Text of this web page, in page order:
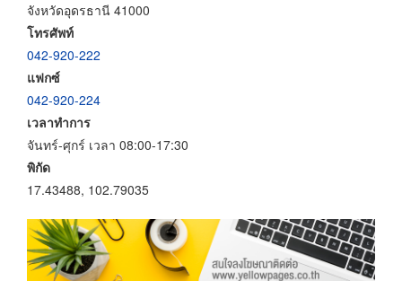
จังหวัดอุดรธานี 41000
โทรศัพท์
042-920-222
แฟกซ์
042-920-224
เวลาทำการ
จันทร์-ศุกร์ เวลา 08:00-17:30
พิกัด
17.43488, 102.79035